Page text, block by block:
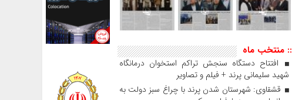
:: منتخب ماه
افتتاح دستگاه سنجش تراکم استخوان درمانگاه
شهید سلیمانی پرند + فیلم و تصاویر
قشقاوی: شهرستان شدن پرند با چراغ سبز دولت به